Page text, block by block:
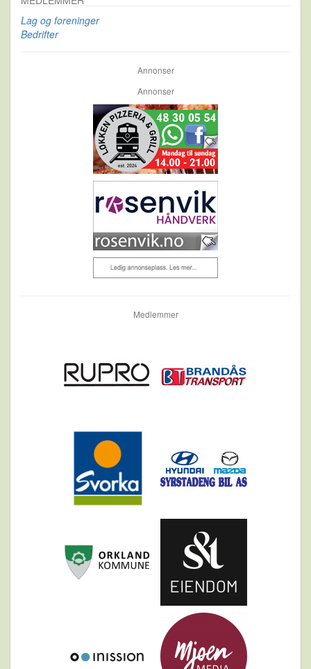
Lag og foreninger
Bedrifter
Annonser
Annonser
Medlemmer